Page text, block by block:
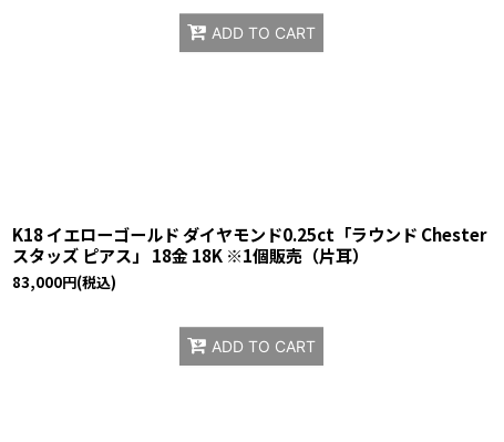
ADD TO CART
K18 イエローゴールド ダイヤモンド0.25ct「ラウンド Chester
スタッズ ピアス」 18金 18K ※1個販売（片耳）
83,000円(税込)
ADD TO CART